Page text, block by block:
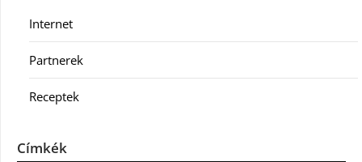
Internet
Partnerek
Receptek
Címkék